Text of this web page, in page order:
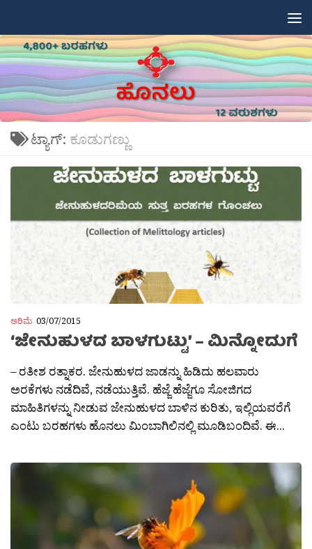
ಟ್ಯಾಗ್: ಕೂಡುಗಣ್ಣು
ಅರಿಮೆ 03/07/2015
‘ಜೇನುಹುಳದ ಬಾಳಗುಟ್ಟು’ – ಮಿನ್ನೋದುಗೆ
– ರತೀಶ ರತ್ನಾಕರ. ಜೇನುಹುಳದ ಜಾಡನ್ನು ಹಿಡಿದು ಹಲವಾರು
ಅರಕೆಗಳು ನಡೆದಿವೆ, ನಡೆಯುತ್ತಿವೆ. ಹೆಜ್ಜೆ ಹೆಜ್ಜೆಗೂ ಸೋಜಿಗದ
ಮಾಹಿತಿಗಳನ್ನು ನೀಡುವ ಜೇನುಹುಳದ ಬಾಳಿನ ಕುರಿತು, ಇಲ್ಲಿಯವರೆಗೆ
ಎಂಟು ಬರಹಗಳು ಹೊನಲು ಮಿಂಬಾಗಿಲಿನಲ್ಲಿ ಮೂಡಿಬಂದಿವೆ. ಈ...